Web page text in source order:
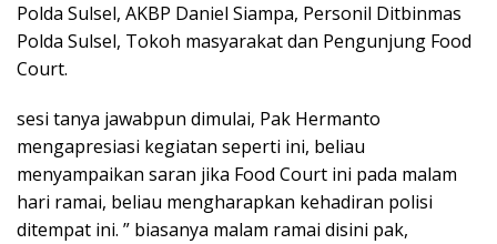
Polda Sulsel, AKBP Daniel Siampa, Personil Ditbinmas
Polda Sulsel, Tokoh masyarakat dan Pengunjung Food
Court.
sesi tanya jawabpun dimulai, Pak Hermanto
mengapresiasi kegiatan seperti ini, beliau
menyampaikan saran jika Food Court ini pada malam
hari ramai, beliau mengharapkan kehadiran polisi
ditempat ini. ” biasanya malam ramai disini pak,